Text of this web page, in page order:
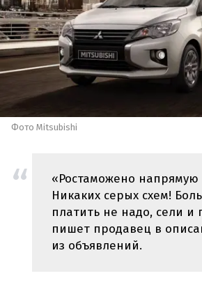
Фото Mitsubishi
«Ростаможено напрямую
Никаких серых схем!
платить не надо, сели и
пишет продавец в
из объявлений.